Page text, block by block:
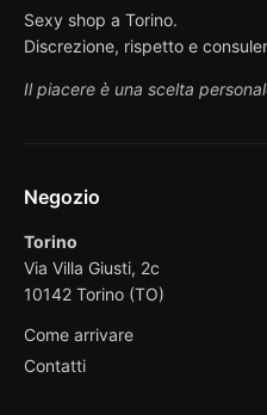
Sexy shop a Torino.
Discrezione, rispetto e
Il piacere è una scelta
Negozio
Torino
Via Villa Giusti, 2c
10142 Torino (TO)
Come arrivare
Contatti